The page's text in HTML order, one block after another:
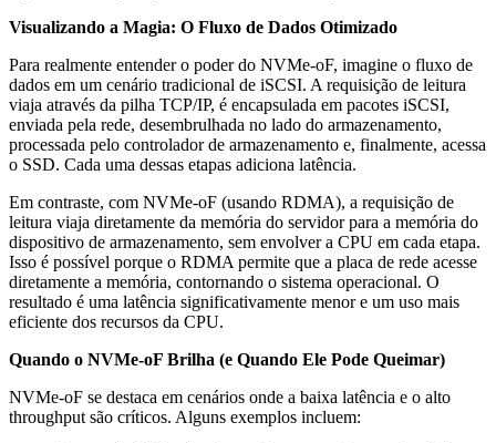
Visualizando a Magia: O Fluxo de Dados Otimizado
Para realmente entender o poder do NVMe-oF, imagine o fluxo de
dados em um cenário tradicional de iSCSI. A requisição de leitura
viaja através da pilha TCP/IP, é encapsulada em pacotes iSCSI,
enviada pela rede, desembrulhada no lado do armazenamento,
processada pelo controlador de armazenamento e, finalmente, acessa
o SSD. Cada uma dessas etapas adiciona latência.
Em contraste, com NVMe-oF (usando RDMA), a requisição de
leitura viaja diretamente da memória do servidor para a memória do
dispositivo de armazenamento, sem envolver a CPU em cada etapa.
Isso é possível porque o RDMA permite que a placa de rede acesse
diretamente a memória, contornando o sistema operacional. O
resultado é uma latência significativamente menor e um uso mais
eficiente dos recursos da CPU.
Quando o NVMe-oF Brilha (e Quando Ele Pode Queimar)
NVMe-oF se destaca em cenários onde a baixa latência e o alto
throughput são críticos. Alguns exemplos incluem: